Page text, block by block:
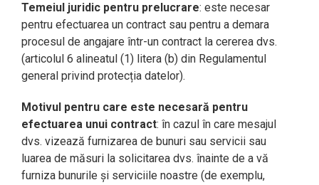
Temeiul juridic pentru prelucrare: este necesar
pentru efectuarea un contract sau pentru a demara
procesul de angajare într-un contract la cererea dvs.
(articolul 6 alineatul (1) litera (b) din Regulamentul
general privind protecția datelor).
Motivul pentru care este necesară pentru
efectuarea unui contract: în cazul în care mesajul
dvs. vizează furnizarea de bunuri sau servicii sau
luarea de măsuri la solicitarea dvs. înainte de a vă
furniza bunurile și serviciile noastre (de exemplu,